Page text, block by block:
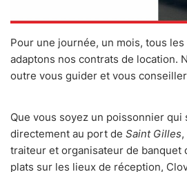
Pour une journée, un mois, tous
adaptons nos contrats de location.
outre vous guider et vous
Que vous soyez un poissonnier qui
directement au port de Saint Gilles
traiteur et organisateur de banquet
plats sur les lieux de réception,